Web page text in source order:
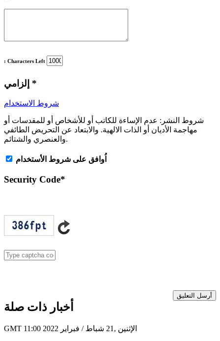
: Characters Left
*
شروط الاستخدام
شروط النشر: عدم الإساءة للكاتب أو للأشخاص أو للمقدسات أو
مهاجمة الأديان أو الذات الالهية. والابتعاد عن التحريض الطائفي
والعنصري والشتائم.
اُوافق على شروط الأستخدام
Security Code*
أرسل التعليق
أخبار ذات صلة
GMT 11:00 2022 الإثنين ,21 شباط / فبراير